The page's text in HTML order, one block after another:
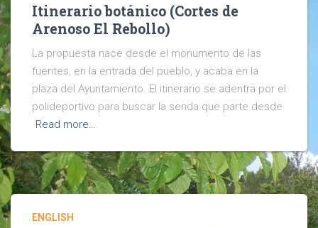
Itinerario botánico (Cortes de
Arenoso El Rebollo)
La propuesta nace desde el monumento de las
fuentes, en la entrada del pueblo, y acaba en la
plaza del Ayuntamiento. El itinerario se adentra por el
polideportivo para buscar la senda que parte desde
Read more…
ENGLISH